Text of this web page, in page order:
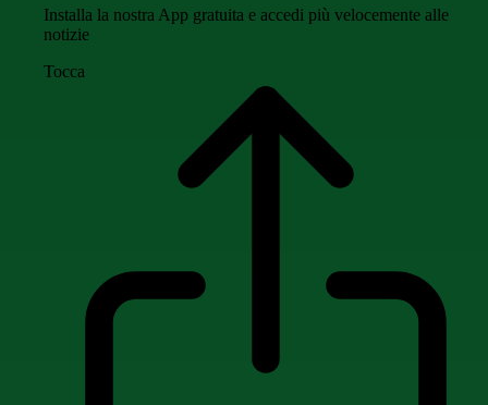
Installa la nostra App gratuita e accedi più velocemente alle
notizie
Tocca